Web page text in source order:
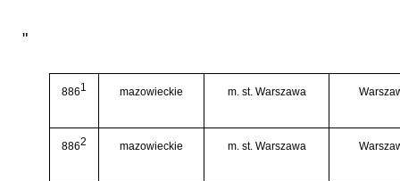
"
8861 mazowieckie m. st. Warszawa
8862 mazowieckie m. st. Warszawa